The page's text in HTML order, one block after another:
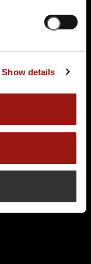
Show details
Restkarten: 1